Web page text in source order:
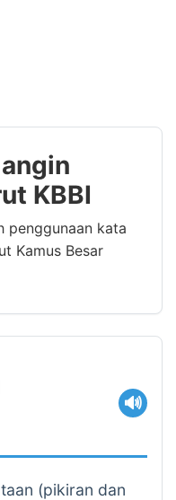
KBBI
penggunaan kata
Kamus Besar
🔊
(pikiran dan